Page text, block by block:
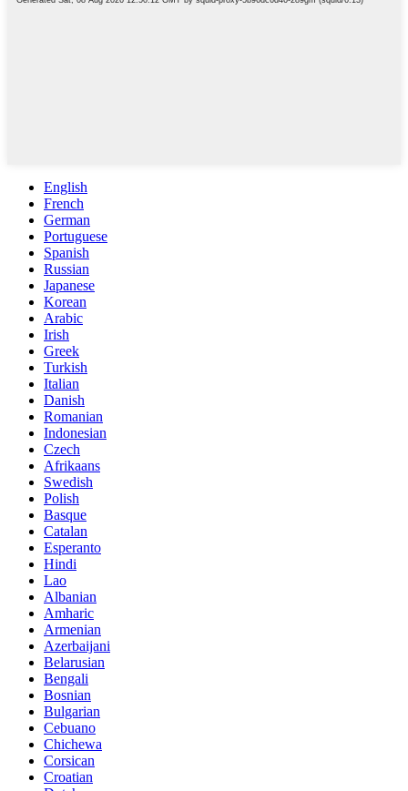
English
French
German
Portuguese
Spanish
Russian
Japanese
Korean
Arabic
Irish
Greek
Turkish
Italian
Danish
Romanian
Indonesian
Czech
Afrikaans
Swedish
Polish
Basque
Catalan
Esperanto
Hindi
Lao
Albanian
Amharic
Armenian
Azerbaijani
Belarusian
Bengali
Bosnian
Bulgarian
Cebuano
Chichewa
Corsican
Croatian